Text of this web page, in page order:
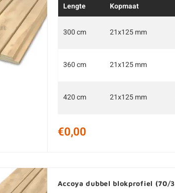
Lengte Kopmaat
300 cm 21x125 mm
360 cm 21x125 mm
420 cm 21x125 mm
€0,00
Accoya dubbel blokprofiel (70/